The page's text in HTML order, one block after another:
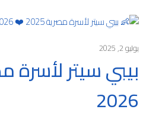
يوليو 2, 2025
2026